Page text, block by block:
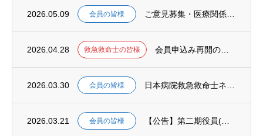
2026.05.09 会員の皆様
2026.04.28 救急救命士の皆様
2026.03.30 会員の皆様
2026.03.21 会員の皆様